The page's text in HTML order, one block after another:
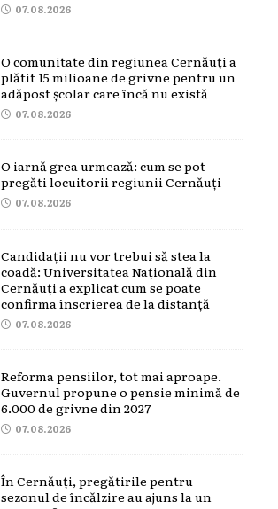
07.08.2026
O comunitate din regiunea Cernăuți a
plătit 15 milioane de grivne pentru un
adăpost școlar care încă nu există
07.08.2026
O iarnă grea urmează: cum se pot
pregăti locuitorii regiunii Cernăuți
07.08.2026
Candidații nu vor trebui să stea la
coadă: Universitatea Națională din
Cernăuți a explicat cum se poate
confirma înscrierea de la distanță
07.08.2026
Reforma pensiilor, tot mai aproape.
Guvernul propune o pensie minimă de
6.000 de grivne din 2027
07.08.2026
În Cernăuți, pregătirile pentru
sezonul de încălzire au ajuns la un